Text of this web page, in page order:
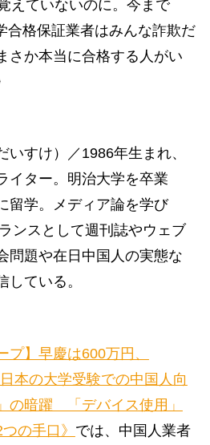
えていないのに。今まで
合格保証業者はみんな詐欺だ
さか本当に合格する人がい
いすけ）／1986年生まれ、
イター。明治大学を卒業
留学。メディア論を学び
ンスとして週刊誌やウェブ
問題や在日中国人の実態な
している。
プ】早慶は600万円、
本の大学受験での中国人向
の暗躍 「デバイス使用」
の手口》 では、中国人業者